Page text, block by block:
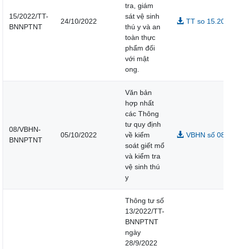
15/2022/TT-
BNNPTNT
24/10/2022
tra, giám
sát vệ sinh
thú y và an
toàn thực
phẩm đối
với mật
ong.
TT so
08/VBHN-
BNNPTNT
05/10/2022
Văn bản
hợp nhất
các Thông
tư quy định
về kiểm
soát giết mổ
và kiểm tra
vệ sinh thú
y
VBHN số
Thông tư số
13/2022/TT-
BNNPTNT
ngày
28/9/2022